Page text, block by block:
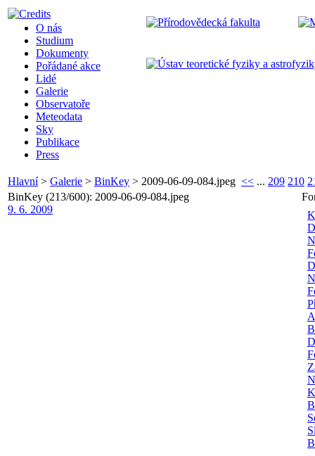
O nás
Studium
Dokumenty
Pořádané akce
Lidé
Galerie
Observatoře
Meteodata
Sky
Publikace
Press
Hlavní> Galerie > BinKey > 2009-06-09-084.jpeg << ... 209 210
BinKey (213/600): 2009-06-09-084.jpeg
9. 6. 2009